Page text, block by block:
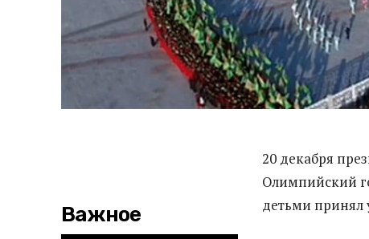
Важное
20 декабря
Олимпийский
детьми принял